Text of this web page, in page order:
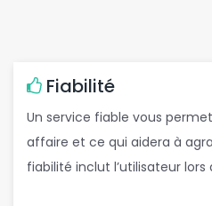
Fiabilité
Un service fiable vous
affaire et ce qui aidera à
fiabilité inclut l’utilisateur lors